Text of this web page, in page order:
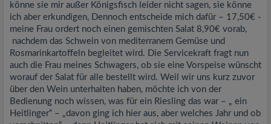
könne sie mir außer Königsfisch leider nicht sagen, sie könne
ich aber erkundigen, Dennoch entscheide mich dafür – 17,50€ -
meine Frau ordert noch einen gemischten Salat 8,90€ vorab,
nachdem das Schwein von mediterranem Gemüse und
Rosmarinkartoffeln begleitet wird. Die Servicekraft fragt nun
auch die Frau meines Schwagers, ob sie eine Vorspeise wünscht
worauf der Salat für alle bestellt wird. Weil wir uns kurz zuvor
über den Wein unterhalten haben, möchte ich von der
Bedienung noch wissen, was für ein Riesling das war – „ ein
Heitlinger“ – „davon ging ich hier aus, aber welches Jahr und ob